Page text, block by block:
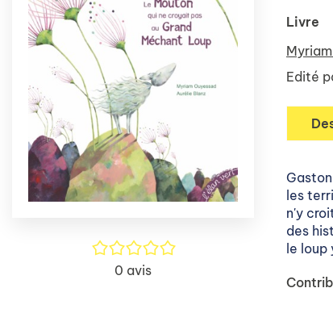
/5
0 avis
Livre
Edité
les
n'y
des
le